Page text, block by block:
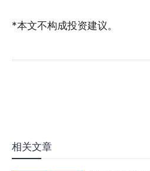
*本文不构成投资建议。
相关文章